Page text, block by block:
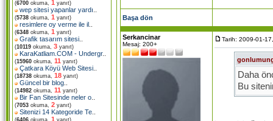
(6700 okuma, 1 yanıt)
wep sitesi yapanlar yardı
(5738 okuma, 1 yanıt)
resimlere oy verme ile il
(6348 okuma, 1 yanıt)
Grafik tasarım sitesi
(10119 okuma, 3 yanıt)
KaraKatliam.COM - Undergr..
(15960 okuma, 11 yanıt)
Çatkara Köyü Web Sitesi
(18738 okuma, 18 yanıt)
Güncel bir blog
(14982 okuma, 11 yanıt)
Bir Fan Sitesinde neler o
(7053 okuma, 2 yanıt)
Sitenizi 14 Kategoride Te
(6406 okuma, 1 yanıt)
Başa dön
Serkancinar
Mesaj: 200+
Tarih: 2009-01-
Daha
Bu